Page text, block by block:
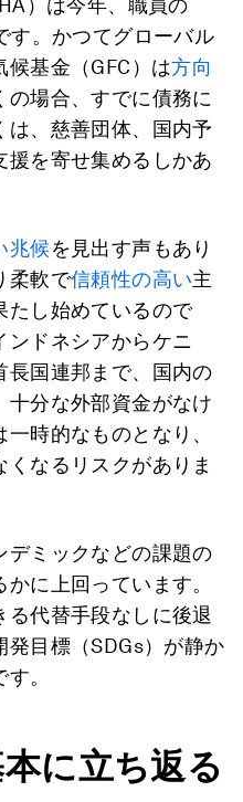
）は今年、職員の
す。かつてグローバル
候基金（GFC）は方向
の場合、すでに債務に
は、慈善団体、国内予
援を寄せ集めるしかあ
兆候を見出す声もあり
柔軟で信頼性の高い主
たし始めているので
ンドネシアからケニ
長国連邦まで、国内の
十分な外部資金がなけ
時的なものとなり、
なるリスクがありま
デミックなどの課題の
に上回っています。
代替手段なしに後退
目標（SDGs）が静か
。
本に立ち返る